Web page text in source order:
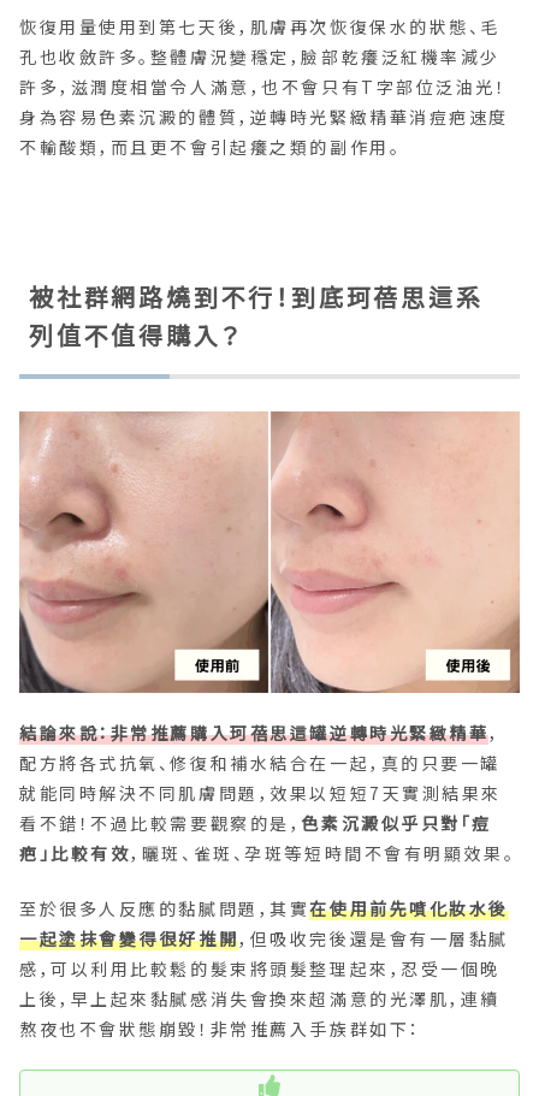
恢復用量使用到第七天後，肌膚再次恢復保水的狀態、毛
孔也收斂許多。整體膚況變穩定，臉部乾癢泛紅機率減少
許多，滋潤度相當令人滿意，也不會只有T字部位泛油光！
身為容易色素沉澱的體質，逆轉時光緊緻精華消痘疤速度
不輸酸類，而且更不會引起癢之類的副作用。
被社群網路燒到不行！到底珂蓓思這系
列值不值得購入？
結論來說：非常推薦購入珂蓓思這罐逆轉時光緊緻精華，
配方將各式抗氧、修復和補水結合在一起，真的只要一罐
就能同時解決不同肌膚問題，效果以短短7天實測結果來
看不錯！不過比較需要觀察的是，色素沉澱似乎只對「痘
疤」比較有效，曬斑、雀斑、孕斑等短時間不會有明顯效果。
至於很多人反應的黏膩問題，其實在使用前先噴化妝水後
一起塗抹會變得很好推開，但吸收完後還是會有一層黏膩
感，可以利用比較鬆的髮束將頭髮整理起來，忍受一個晚
上後，早上起來黏膩感消失會換來超滿意的光澤肌，連續
熬夜也不會狀態崩毀！非常推薦入手族群如下：